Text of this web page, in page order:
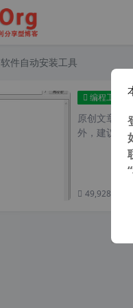
软件自动安装工具
编程工具
原创文章，
外，建议避
49,928 次浏览